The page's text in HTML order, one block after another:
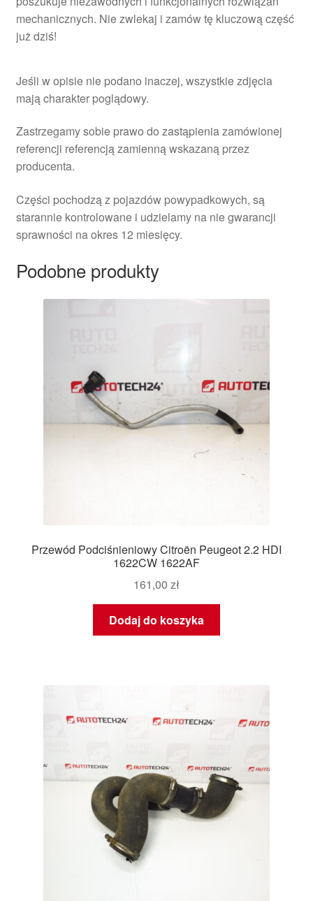
mechanicznych. Nie zwlekaj i zamów tę kluczową część
już dziś!
Jeśli w opisie nie podano inaczej, wszystkie zdjęcia
mają charakter poglądowy.
Zastrzegamy sobie prawo do zastąpienia zamówionej
referencji referencją zamienną wskazaną przez
producenta.
Części pochodzą z pojazdów powypadkowych, są
starannie kontrolowane i udzielamy na nie gwarancji
sprawności na okres 12 miesięcy.
Podobne produkty
Przewód Podciśnieniowy Citroën Peugeot 2.2 HDI
1622CW 1622AF
161,00 zł
Dodaj do koszyka